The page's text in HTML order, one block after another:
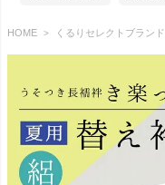
HOME くるりセレクトブランド